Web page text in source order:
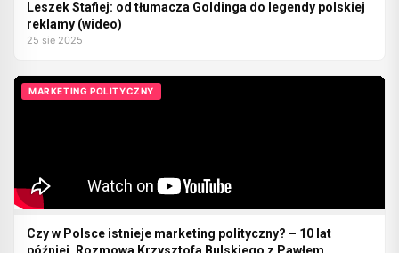
Leszek Stafiej: od tłumacza Goldinga do legendy polskiej
reklamy (wideo)
25 sie 2025
MARKETING POLITYCZNY
Czy w Polsce istnieje marketing polityczny? – 10 lat
później. Rozmowa Krzysztofa Bulskiego z Pawłem